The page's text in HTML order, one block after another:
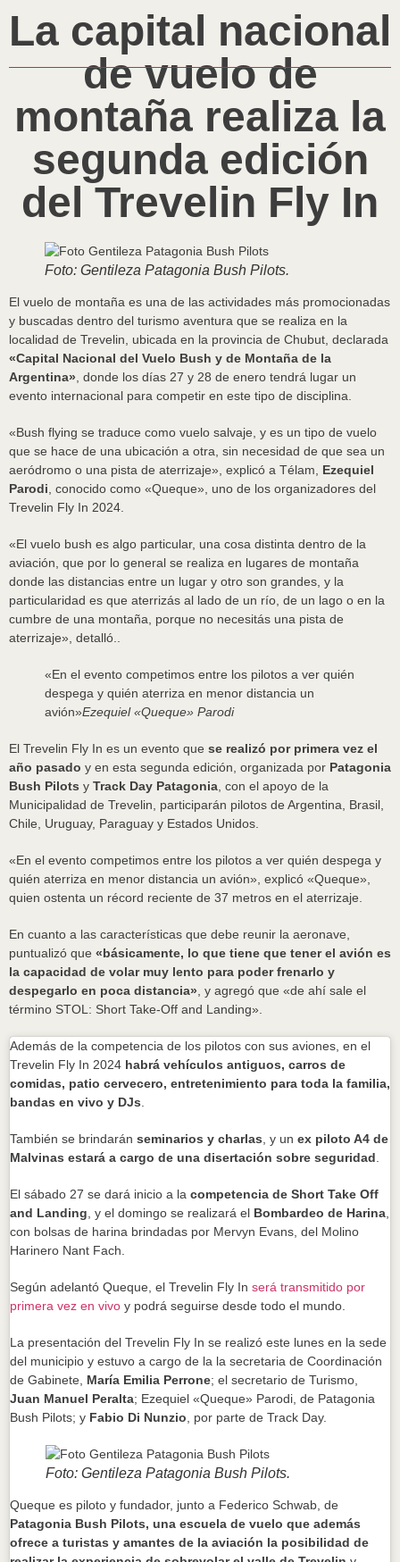
La capital nacional
de vuelo de
montaña realiza la
segunda edición
del Trevelin Fly In
Foto: Gentileza Patagonia Bush Pilots.
El vuelo de montaña es una de las actividades más promocionadas
y buscadas dentro del turismo aventura que se realiza en la
localidad de Trevelin, ubicada en la provincia de Chubut, declarada
«Capital Nacional del Vuelo Bush y de Montaña de la
Argentina» , donde los días 27 y 28 de enero tendrá lugar un
evento internacional para competir en este tipo de disciplina.
«Bush flying se traduce como vuelo salvaje, y es un tipo de vuelo
que se hace de una ubicación a otra, sin necesidad de que sea un
aeródromo o una pista de aterrizaje», explicó a Télam, Ezequiel
Parodi , conocido como «Queque», uno de los organizadores del
Trevelin Fly In 2024.
«El vuelo bush es algo particular, una cosa distinta dentro de la
aviación, que por lo general se realiza en lugares de montaña
donde las distancias entre un lugar y otro son grandes, y la
particularidad es que aterrizás al lado de un río, de un lago o en la
cumbre de una montaña, porque no necesitás una pista de
aterrizaje», detalló..
«En el evento competimos entre los pilotos a ver quién
despega y quién aterriza en menor distancia un
avión»Ezequiel «Queque» Parodi
El Trevelin Fly In es un evento que se realizó por primera vez el
año pasado y en esta segunda edición, organizada por Patagonia
Bush Pilots y Track Day Patagonia , con el apoyo de la
Municipalidad de Trevelin, participarán pilotos de Argentina, Brasil,
Chile, Uruguay, Paraguay y Estados Unidos.
«En el evento competimos entre los pilotos a ver quién despega y
quién aterriza en menor distancia un avión», explicó «Queque»,
quien ostenta un récord reciente de 37 metros en el aterrizaje.
En cuanto a las características que debe reunir la aeronave,
puntualizó que «básicamente, lo que tiene que tener el avión es
la capacidad de volar muy lento para poder frenarlo y
despegarlo en poca distancia» , y agregó que «de ahí sale el
término STOL: Short Take-Off and Landing».
Además de la competencia de los pilotos con sus aviones, en el
Trevelin Fly In 2024 habrá vehículos antiguos, carros de
comidas, patio cervecero, entretenimiento para toda la familia,
bandas en vivo y DJs
También se brindarán seminarios y charlas , y un ex piloto A4 de
Malvinas estará a cargo de una disertación sobre seguridad
El sábado 27 se dará inicio a la competencia de Short Take Off
and Landing , y el domingo se realizará el Bombardeo de Harina
con bolsas de harina brindadas por Mervyn Evans, del Molino
Harinero Nant Fach.
Según adelantó Queque, el Trevelin Fly In será transmitido por
primera vez en vivo y podrá seguirse desde todo el mundo.
La presentación del Trevelin Fly In se realizó este lunes en la sede
del municipio y estuvo a cargo de la la secretaria de Coordinación
de Gabinete, María Emilia Perrone; el secretario de Turismo,
Juan Manuel Peralta; Ezequiel «Queque» Parodi, de Patagonia
Bush Pilots; y Fabio Di Nunzio , por parte de Track Day.
Foto: Gentileza Patagonia Bush Pilots.
Queque es piloto y fundador, junto a Federico Schwab, de
Patagonia Bush Pilots, una escuela de vuelo que además
ofrece a turistas y amantes de la aviación la posibilidad de